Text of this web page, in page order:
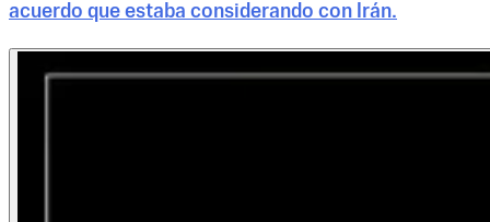
acuerdo que estaba considerando con Irán.